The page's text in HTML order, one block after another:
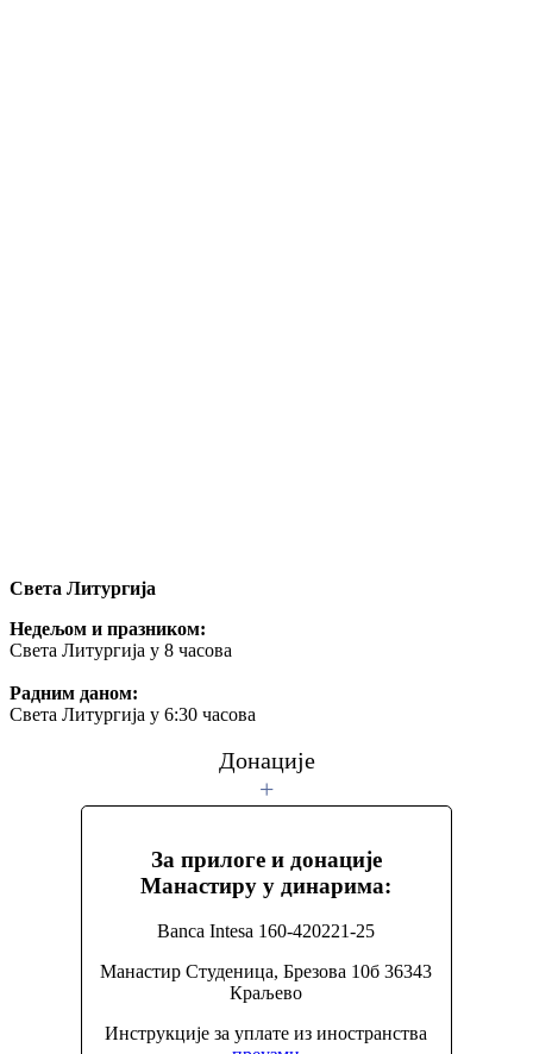
Света Литургија
Недељом и празником:
Света Литургија у 8 часова
Радним даном:
Света Литургија у 6:30 часова
Донације
+
За прилоге и донације
Манастиру у динарима:
Banca Intesa 160-420221-25
Манастир Студеница, Брезова 10б 36343
Краљево
Инструкције за уплате из иностранства